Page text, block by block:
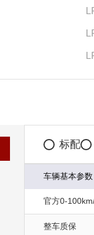
标配
车辆基本参数
官方0-
整车质保